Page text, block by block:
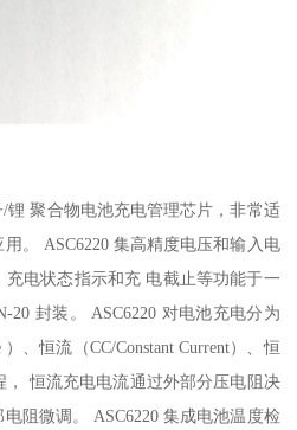
锂 聚合物电池充电管理芯片，非常适
。 ASC6220 集高精度电压和输入电
电状态指示和充 电截止等功能于一
20 封装。 ASC6220 对电池充电分为
、恒流（CC/Constant Current）、恒
， 恒流充电电流通过外部分压电阻决
阻微调。 ASC6220 集成电池温度检